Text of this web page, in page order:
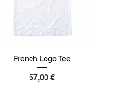
French Logo Tee
Preis
57,00 €